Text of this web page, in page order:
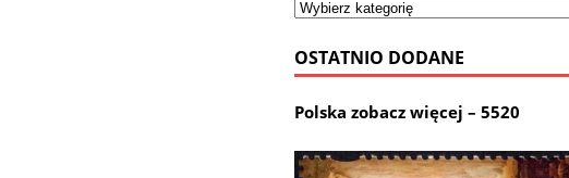
OSTATNIO DODANE
Polska zobacz więcej – 5520